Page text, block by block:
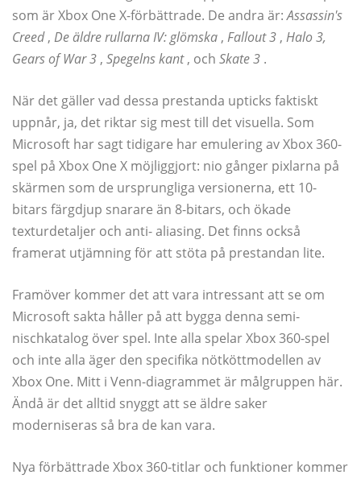
som är Xbox One X-förbättrade. De andra är:Assassin's
Creed, De äldre rullarna IV: glömska , Fallout 3 , Halo 3,
Gears of War 3 , Spegelns kant, och Skate 3 .
När det gäller vad dessa prestanda upticks faktiskt
uppnår, ja, det riktar sig mest till det visuella. Som
Microsoft har sagt tidigare har emulering av Xbox 360-
spel på Xbox One X möjliggjort: nio gånger pixlarna på
skärmen som de ursprungliga versionerna, ett 10-
bitars färgdjup snarare än 8-bitars, och ökade
texturdetaljer och anti- aliasing. Det finns också
framerat utjämning för att stöta på prestandan lite.
Framöver kommer det att vara intressant att se om
Microsoft sakta håller på att bygga denna semi-
nischkatalog över spel. Inte alla spelar Xbox 360-spel
och inte alla äger den specifika nötköttmodellen av
Xbox One. Mitt i Venn-diagrammet är målgruppen här.
Ändå är det alltid snyggt att se äldre saker
moderniseras så bra de kan vara.
Nya förbättrade Xbox 360-titlar och funktioner kommer